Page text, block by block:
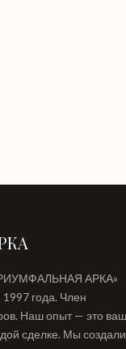
АРКА»
года. Член
Наш опыт — это
сделке. Мы создали